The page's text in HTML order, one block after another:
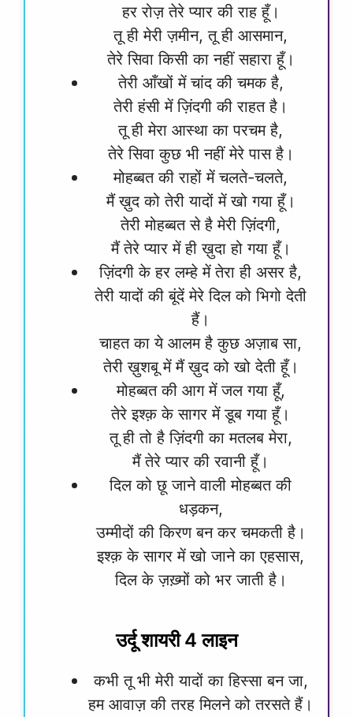
हर रोज़ तेरे प्यार की राह हूँ।
तू ही मेरी ज़मीन, तू ही आसमान,
तेरे सिवा किसी का नहीं सहारा हूँ।
तेरी आँखों में चांद की चमक है,
तेरी हंसी में ज़िंदगी की राहत है।
तू ही मेरा आस्था का परचम है,
तेरे सिवा कुछ भी नहीं मेरे पास है।
मोहब्बत की राहों में चलते-चलते,
मैं ख़ुद को तेरी यादों में खो गया हूँ।
तेरी मोहब्बत से है मेरी ज़िंदगी,
मैं तेरे प्यार में ही ख़ुदा हो गया हूँ।
ज़िंदगी के हर लम्हे में तेरा ही असर है,
तेरी यादों की बूंदें मेरे दिल को भिगो देती
हैं।
चाहत का ये आलम है कुछ अज़ाब सा,
तेरी ख़ुशबू में मैं ख़ुद को खो देती हूँ।
मोहब्बत की आग में जल गया हूँ,
तेरे इश्क़ के सागर में डूब गया हूँ।
तू ही तो है ज़िंदगी का मतलब मेरा,
मैं तेरे प्यार की रवानी हूँ।
दिल को छू जाने वाली मोहब्बत की
धड़कन,
उम्मीदों की किरण बन कर चमकती है।
इश्क़ के सागर में खो जाने का एहसास,
दिल के ज़ख़्मों को भर जाती है।
उर्दू शायरी 4 लाइन
कभी तू भी मेरी यादों का हिस्सा बन जा,
हम आवाज़ की तरह मिलने को तरसते हैं।